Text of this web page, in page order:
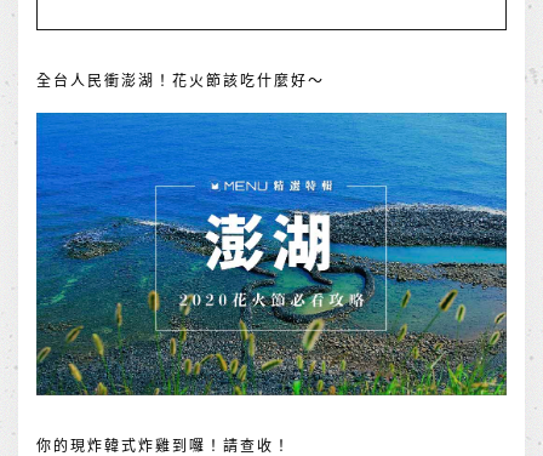
全台人民衝澎湖！花火節該吃什麼好～
你的現炸韓式炸雞到囉！請查收！